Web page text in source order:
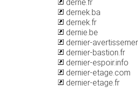
derne.fr
dernek.ba
dernek.fr
dernie.be
dernier-
dernier-bastion.fr
dernier-espoir.info
dernier-etage.com
dernier-etage.fr